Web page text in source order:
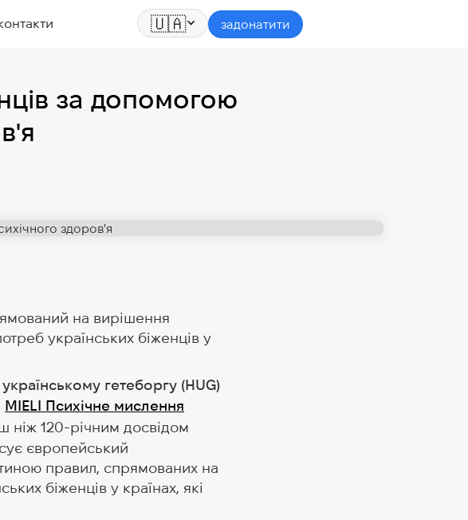
🇺🇦 задонатити
за допомогою
на вирішення
українських біженців у
гетеборгу (HUG)
MIELI Психічне мислення
ніж 120-річним досвідом
європейський
правил, спрямованих на
біженців у країнах, які